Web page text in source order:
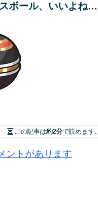
ボール、いいよね…
この記事は約2分で読めます。
ントがあります